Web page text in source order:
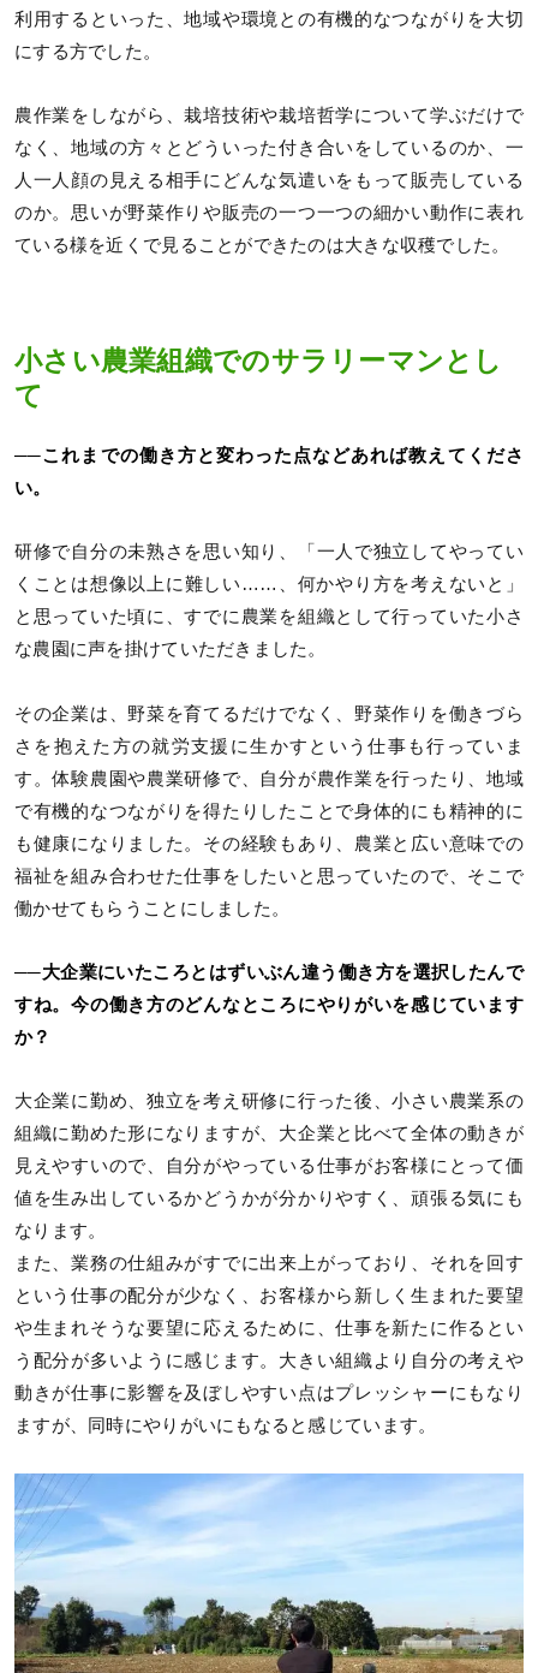
利用するといった、地域や環境との有機的なつながりを大切
にする方でした。
農作業をしながら、栽培技術や栽培哲学について学ぶだけで
なく、地域の方々とどういった付き合いをしているのか、一
人一人顔の見える相手にどんな気遣いをもって販売している
のか。思いが野菜作りや販売の一つ一つの細かい動作に表れ
ている様を近くで見ることができたのは大きな収穫でした。
小さい農業組織でのサラリーマンとし
て
──これまでの働き方と変わった点などあれば教えてくださ
い。
研修で自分の未熟さを思い知り、「一人で独立してやってい
くことは想像以上に難しい……、何かやり方を考えないと」
と思っていた頃に、すでに農業を組織として行っていた小さ
な農園に声を掛けていただきました。
その企業は、野菜を育てるだけでなく、野菜作りを働きづら
さを抱えた方の就労支援に生かすという仕事も行っていま
す。体験農園や農業研修で、自分が農作業を行ったり、地域
で有機的なつながりを得たりしたことで身体的にも精神的に
も健康になりました。その経験もあり、農業と広い意味での
福祉を組み合わせた仕事をしたいと思っていたので、そこで
働かせてもらうことにしました。
──大企業にいたころとはずいぶん違う働き方を選択したんで
すね。今の働き方のどんなところにやりがいを感じています
か？
大企業に勤め、独立を考え研修に行った後、小さい農業系の
組織に勤めた形になりますが、大企業と比べて全体の動きが
見えやすいので、自分がやっている仕事がお客様にとって価
値を生み出しているかどうかが分かりやすく、頑張る気にも
なります。
また、業務の仕組みがすでに出来上がっており、それを回す
という仕事の配分が少なく、お客様から新しく生まれた要望
や生まれそうな要望に応えるために、仕事を新たに作るとい
う配分が多いように感じます。大きい組織より自分の考えや
動きが仕事に影響を及ぼしやすい点はプレッシャーにもなり
ますが、同時にやりがいにもなると感じています。